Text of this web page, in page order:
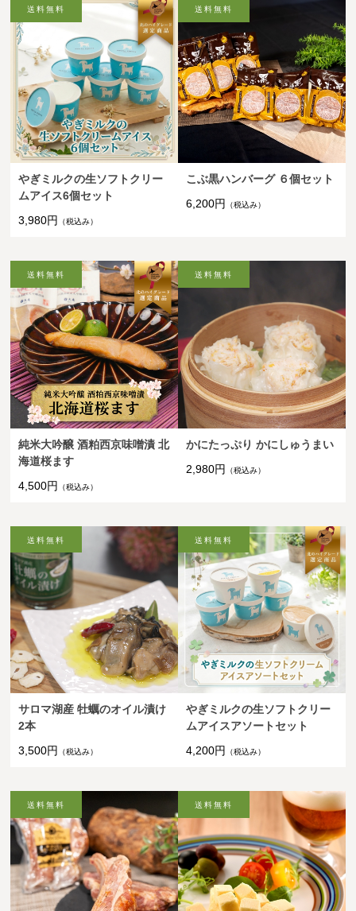
やぎミルクの生ソフトクリー
ムアイス6個セット
3,980円
（税込み）
こぶ黒ハンバーグ ６個セット
6,200円
（税込み）
純米大吟醸 酒粕西京味噌漬 北
海道桜ます
4,500円
（税込み）
かにたっぷり かにしゅうまい
2,980円
（税込み）
サロマ湖産 牡蠣のオイル漬け
2本
3,500円
（税込み）
やぎミルクの生ソフトクリー
ムアイスアソートセット
4,200円
（税込み）